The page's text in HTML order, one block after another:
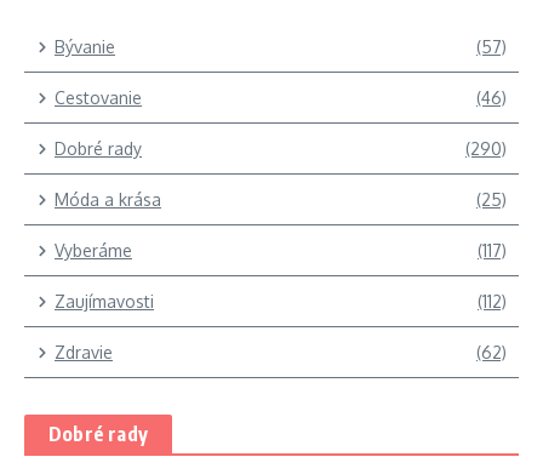
Bývanie (57)
Cestovanie (46)
Dobré rady (290)
Móda a krása (25)
Vyberáme (117)
Zaujímavosti (112)
Zdravie (62)
Dobré rady